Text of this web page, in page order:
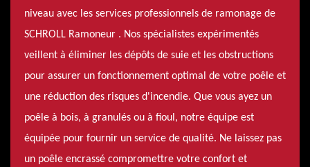
niveau avec les services professionnels de ramonage de
SCHROLL Ramoneur . Nos spécialistes expérimentés
veillent à éliminer les dépôts de suie et les obstructions
pour assurer un fonctionnement optimal de votre poêle et
une réduction des risques d'incendie. Que vous ayez un
poêle à bois, à granulés ou à fioul, notre équipe est
équipée pour fournir un service de qualité. Ne laissez pas
un poêle encrassé compromettre votre confort et